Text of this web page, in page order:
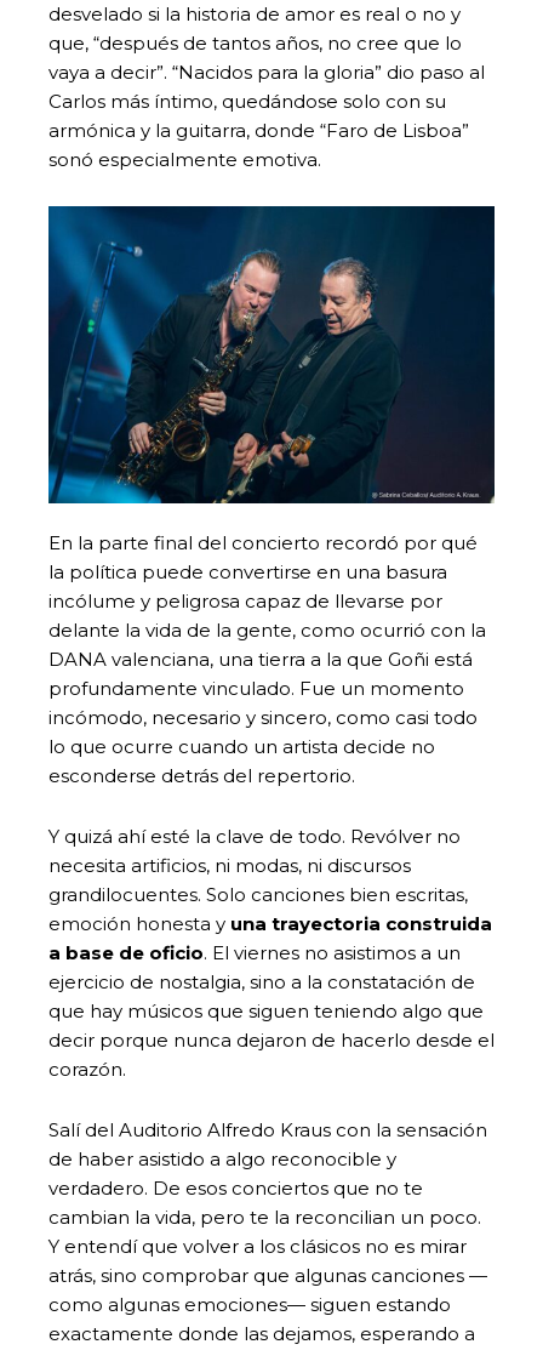
desvelado si la historia de amor es real o no y
que, “después de tantos años, no cree que lo
vaya a decir”. “Nacidos para la gloria” dio paso al
Carlos más íntimo, quedándose solo con su
armónica y la guitarra, donde “Faro de Lisboa”
sonó especialmente emotiva.
En la parte final del concierto recordó por qué
la política puede convertirse en una basura
incólume y peligrosa capaz de llevarse por
delante la vida de la gente, como ocurrió con la
DANA valenciana, una tierra a la que Goñi está
profundamente vinculado. Fue un momento
incómodo, necesario y sincero, como casi todo
lo que ocurre cuando un artista decide no
esconderse detrás del repertorio.
Y quizá ahí esté la clave de todo. Revólver no
necesita artificios, ni modas, ni discursos
grandilocuentes. Solo canciones bien escritas,
emoción honesta y una trayectoria construida
a base de oficio. El viernes no asistimos a un
ejercicio de nostalgia, sino a la constatación de
que hay músicos que siguen teniendo algo que
decir porque nunca dejaron de hacerlo desde el
corazón.
Salí del Auditorio Alfredo Kraus con la sensación
de haber asistido a algo reconocible y
verdadero. De esos conciertos que no te
cambian la vida, pero te la reconcilian un poco.
Y entendí que volver a los clásicos no es mirar
atrás, sino comprobar que algunas canciones —
como algunas emociones— siguen estando
exactamente donde las dejamos, esperando a